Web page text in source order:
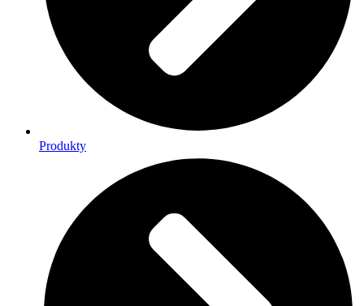
Produkty